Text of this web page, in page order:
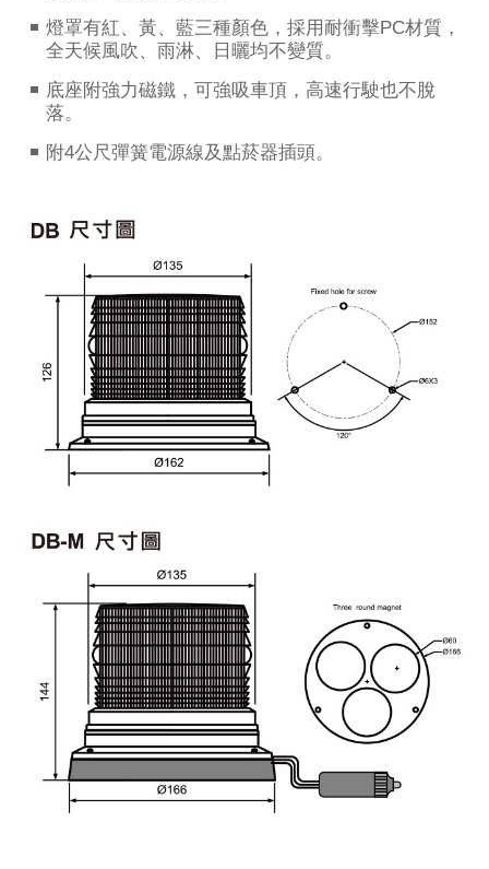
燈罩有紅、黃、藍三種顏色，採用耐衝擊PC材質，
全天候風吹、雨淋、日曬均不變質。
底座附強力磁鐵，可強吸車頂，高速行駛也不脫
落。
附4公尺彈簧電源線及點菸器插頭。